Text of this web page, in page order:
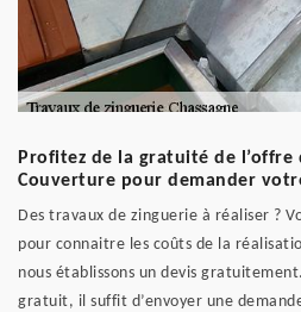
Profitez de la gratuité de l’offre
Couverture pour demander
Des travaux de zinguerie à réaliser ?
pour connaitre les coûts de la
nous établissons un devis
gratuit, il suffit d’envoyer une